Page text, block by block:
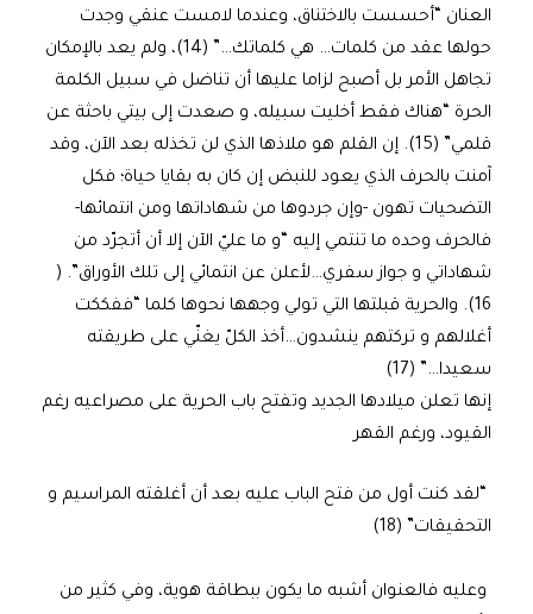
العنان “أحسست بالاختناق، وعندما لامست عنقي وجدت
حولها عقد من كلمات… هي كلماتك…” (14)، ولم يعد بالإمكان
تجاهل الأمر بل أصبح لزاما عليها أن تناضل في سبيل الكلمة
الحرة “هناك فقط أخليت سبيله، و صعدت إلى بيتي باحثة عن
قلمي” (15). إن القلم هو ملاذها الذي لن تخذله بعد الآن، وقد
آمنت بالحرف الذي يعود للنبض إن كان به بقايا حياة؛ فكل
التضحيات تهون -وإن جردوها من شهاداتها ومن انتمائها-
فالحرف وحده ما تنتمي إليه “و ما عليّ الآن إلا أن أتجرّد من
شهاداتي و جواز سفري…لأعلن عن انتمائي إلى تلك الأوراق”. (
16). والحرية قبلتها التي تولي وجهها نحوها كلما “ففككت
أغلالهم و تركتهم ينشدون…أخذ الكلّ يغنّي على طريقته
سعيدا…” (17)
إنها تعلن ميلادها الجديد وتفتح باب الحرية على مصراعيه رغم
القيود، ورغم القهر
“لقد كنت أول من فتح الباب عليه بعد أن أغلقته المراسيم و
التحقيقات” (18)
وعليه فالعنوان أشبه ما يكون ببطاقة هوية، وفي كثير من